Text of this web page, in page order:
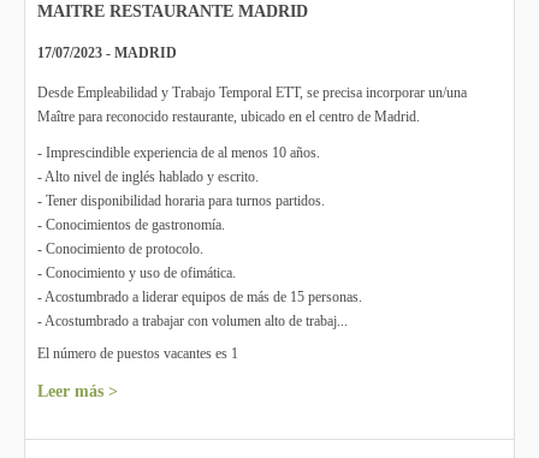
MAITRE RESTAURANTE MADRID
17/07/2023 - MADRID
Desde Empleabilidad y Trabajo Temporal ETT, se precisa incorporar un/una
Maître para reconocido restaurante, ubicado en el centro de Madrid.
- Imprescindible experiencia de al menos 10 años.
- Alto nivel de inglés hablado y escrito.
- Tener disponibilidad horaria para turnos partidos.
- Conocimientos de gastronomía.
- Conocimiento de protocolo.
- Conocimiento y uso de ofimática.
- Acostumbrado a liderar equipos de más de 15 personas.
- Acostumbrado a trabajar con volumen alto de trabaj...
El número de puestos vacantes es 1
Leer más >